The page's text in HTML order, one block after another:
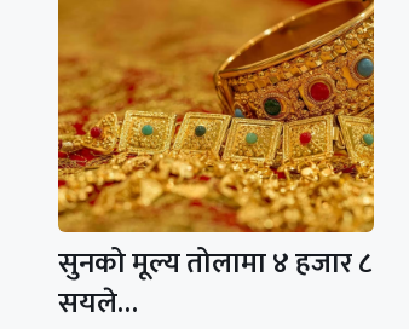
सुनको मूल्य तोलामा ४ हजार ८
सयले…